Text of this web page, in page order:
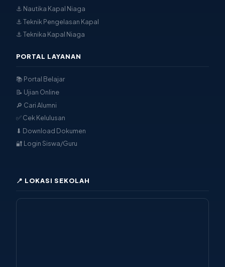
⚓ Nautika Kapal Niaga
⚓ Teknik Pengelasan Kapal
⚓ Teknika Kapal Niaga
PORTAL LAYANAN
📚 Portal Belajar
📝 Ujian Online
🔎 Cari Alumni
✅ Cek Kelulusan
⬇ Download Dokumen
🔐 Login Siswa/Guru
📍 LOKASI SEKOLAH